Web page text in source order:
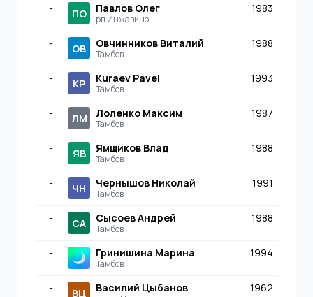
- ПО Павлов Олег
рп Инжавино
1983
- ОВ Овчинников Виталий
Тамбов
1988
- KP Kuraev Pavel
Тамбов
1993
- ЛМ Лоленко Максим
Тамбов
1987
- ЯВ Ямщиков Влад
Тамбов
1988
- ЧН Чернышов Николай
Тамбов
1991
- СА Сысоев Андрей
Тамбов
1988
- Гринишина Марина
Тамбов
1994
- ВЦ Василий Цыбанов 1962